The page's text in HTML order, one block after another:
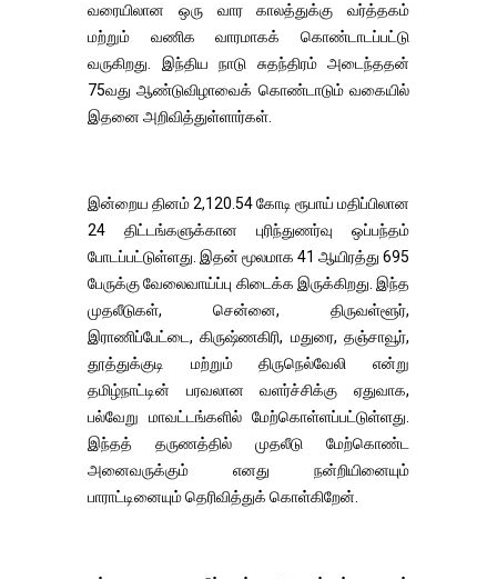
வரையிலான ஒரு வார காலத்துக்கு வர்த்தகம்
மற்றும் வணிக வாரமாகக் கொண்டாடப்பட்டு
வருகிறது. இந்திய நாடு சுதந்திரம் அடைந்ததன்
75வது ஆண்டுவிழாவைக் கொண்டாடும் வகையில்
இதனை அறிவித்துள்ளார்கள்.
இன்றைய தினம் 2,120.54 கோடி ரூபாய் மதிப்பிலான
24 திட்டங்களுக்கான புரிந்துணர்வு ஒப்பந்தம்
போடப்பட்டுள்ளது. இதன் மூலமாக 41 ஆயிரத்து 695
பேருக்கு வேலைவாய்ப்பு கிடைக்க இருக்கிறது. இந்த
முதலீடுகள், சென்னை, திருவள்ளூர்,
இராணிப்பேட்டை, கிருஷ்ணகிரி, மதுரை, தஞ்சாவூர்,
தூத்துக்குடி மற்றும் திருநெல்வேலி என்று
தமிழ்நாட்டின் பரவலான வளர்ச்சிக்கு ஏதுவாக,
பல்வேறு மாவட்டங்களில் மேற்கொள்ளப்பட்டுள்ளது.
இந்தத் தருணத்தில் முதலீடு மேற்கொண்ட
அனைவருக்கும் எனது நன்றியினையும்
பாராட்டினையும் தெரிவித்துக் கொள்கிறேன்.